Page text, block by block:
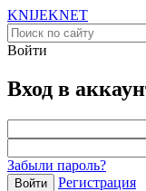
KNIJEKNET
Войти
Вход в
Забыли пароль?
Войти
Регистрация